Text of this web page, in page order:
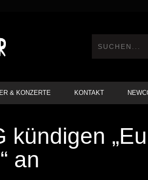
& KONZERTE KONTAKT
kündigen
an